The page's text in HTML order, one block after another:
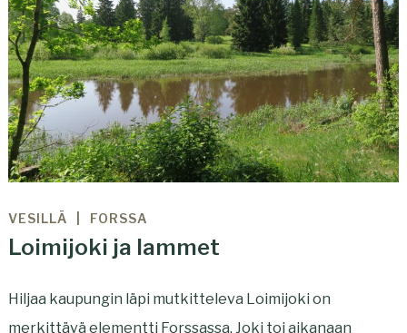
VESILLÄ FORSSA
Loimijoki ja lammet
Hiljaa kaupungin läpi mutkitteleva Loimijoki on
merkittävä elementti Forssassa. Joki toi aikanaan